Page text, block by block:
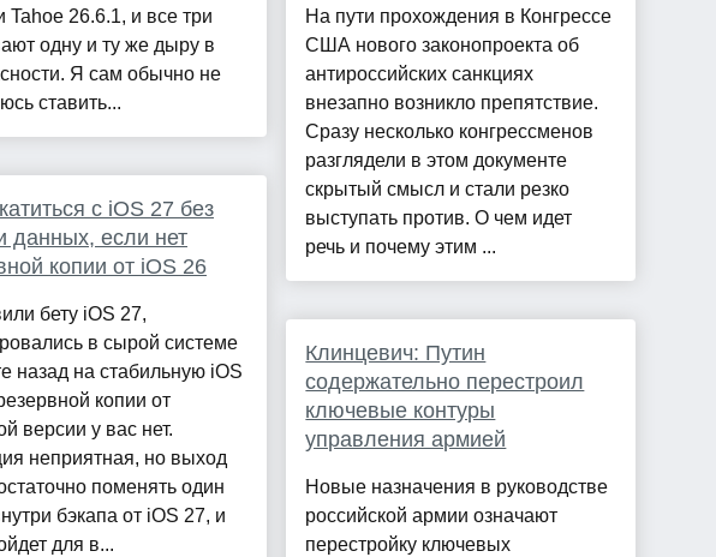
Tahoe 26.6.1, и все три
одну и ту же дыру в
Я сам обычно не
ставить...
с iOS 27 без
данных, если нет
копии от iOS 26
бету iOS 27,
в сырой системе
назад на стабильную iOS
копии от
версии у вас нет.
неприятная, но выход
поменять один
бэкапа от iOS 27, и
для в...
На пути прохождения в Конгрессе
США нового законопроекта об
антироссийских санкциях
внезапно возникло препятствие.
Сразу несколько конгрессменов
разглядели в этом документе
скрытый смысл и стали резко
выступать против. О чем идет
речь и почему этим ...
Клинцевич: Путин
содержательно перестроил
ключевые контуры
управления армией
Новые назначения в руководстве
российской армии означают
перестройку ключевых